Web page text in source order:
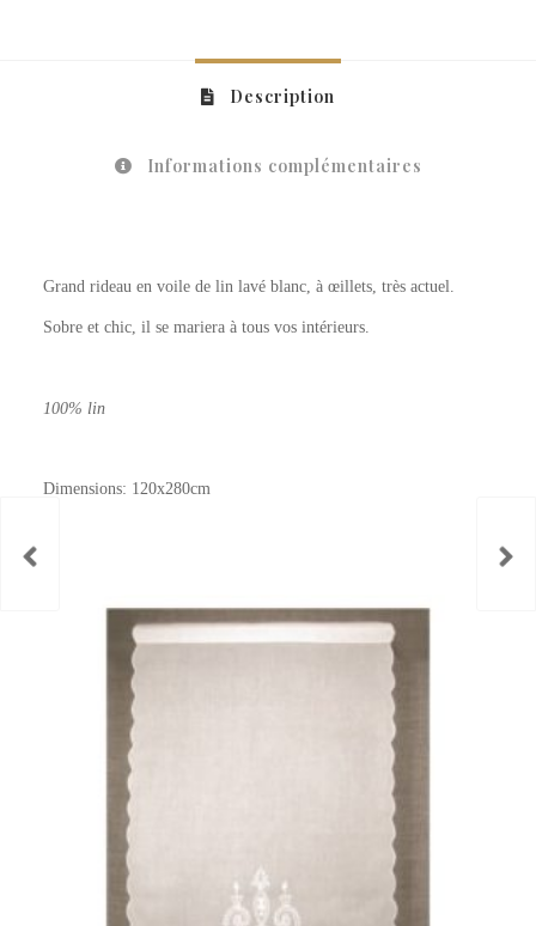
Description
Informations complémentaires
Grand rideau en voile de lin lavé blanc, à œillets, très actuel.
Sobre et chic, il se mariera à tous vos intérieurs.
100% lin
Dimensions: 120x280cm